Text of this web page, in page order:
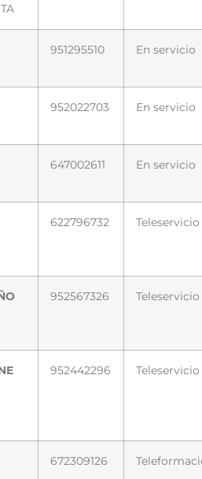
951295510 En servicio
952022703 En servicio
647002611 En servicio
622796732 Teleservicio
952567326 Teleservicio
952442296 Teleservicio
672309126